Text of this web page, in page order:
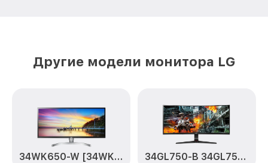
Другие модели монитора LG
34WK650-W [34WK650-W.ARUZ] 34GL750-B 34GL750-B